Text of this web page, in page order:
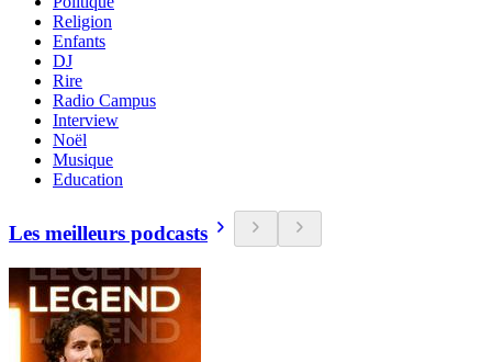
Religion
Enfants
DJ
Rire
Radio Campus
Interview
Noël
Musique
Education
Les meilleurs podcasts